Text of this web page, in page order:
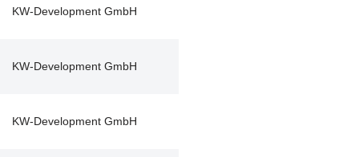
KW-Development GmbH
KW-Development GmbH
KW-Development GmbH